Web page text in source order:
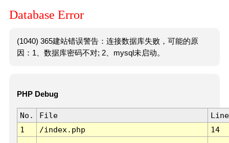
Database Error
(1040) 365建站错误警告：连接数据库失败，可能的原
因：1、数据库密码不对; 2、mysql未启动。
PHP Debug
No. File
Line
1
/index.php 14